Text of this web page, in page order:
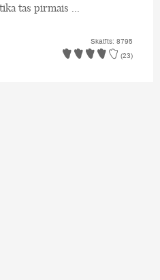
tas pirmais ...
Skatīts: 8795
(23)